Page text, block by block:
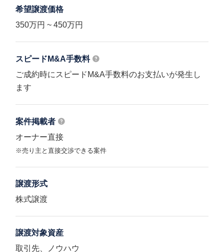
希望譲渡価格
350万円 ~ 450万円
スピードM&A手数料
ご成約時にスピードM&A手数料のお支払いが発生し
ます
案件掲載者
オーナー直接
※売り主と直接交渉できる案件
譲渡形式
株式譲渡
譲渡対象資産
取引先、ノウハウ